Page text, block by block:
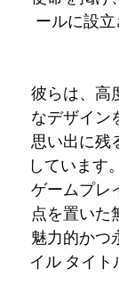
ールに設
彼らは、高
なデザイン
思い出に残
しています
ゲームプレ
点を置いた
魅力的かつ
イル タイ